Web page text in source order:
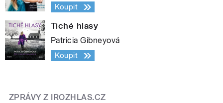
Koupit
Tiché hlasy
Patricia Gibneyová
Koupit
ZPRÁVY Z IROZHLAS.CZ